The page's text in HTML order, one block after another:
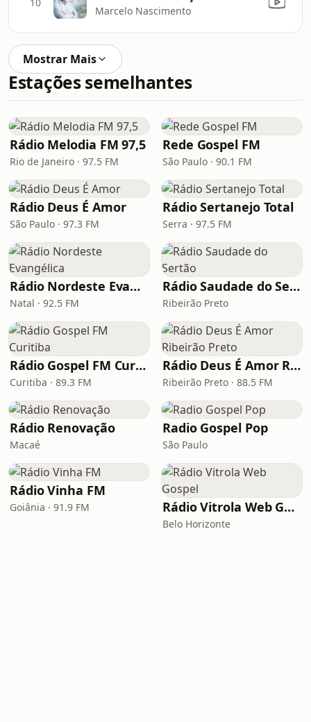
Marcelo Nascimento
Mostrar Mais
Estações semelhantes
Rádio Melodia FM 97,5
Rio de Janeiro · 97.5 FM
Rede Gospel FM
São Paulo · 90.1 FM
Rádio Deus É Amor
São Paulo · 97.3 FM
Rádio Sertanejo Total
Serra · 97.5 FM
Rádio Nordeste Evangélica
Natal · 92.5 FM
Rádio Saudade do Sertão
Ribeirão Preto
Rádio Gospel FM Curitiba
Curitiba · 89.3 FM
Rádio Deus É Amor Ribeirão Preto
Ribeirão Preto · 88.5 FM
Rádio Renovação
Macaé
Radio Gospel Pop
São Paulo
Rádio Vinha FM
Goiânia · 91.9 FM Rádio Vitrola Web Gospel
Belo Horizonte